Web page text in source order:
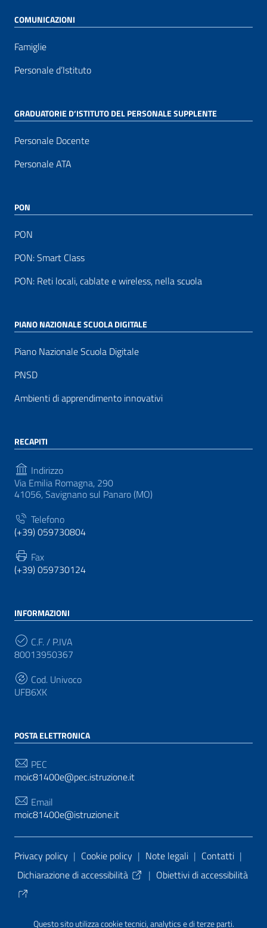
Questo sito utilizza cookie tecnici, analytics e di terze parti.
COMUNICAZIONI
Famiglie
Personale d’Istituto
GRADUATORIE D’ISTITUTO DEL PERSONALE SUPPLENTE
Personale Docente
Personale ATA
PON
PON
PON: Smart Class
PON: Reti locali, cablate e wireless, nella scuola
PIANO NAZIONALE SCUOLA DIGITALE
Piano Nazionale Scuola Digitale
PNSD
Ambienti di apprendimento innovativi
RECAPITI
Indirizzo
Via Emilia Romagna, 290
41056, Savignano sul Panaro (MO)
Telefono
(+39) 059730804
Fax
(+39) 059730124
INFORMAZIONI
C.F. / P.IVA
80013950367
Cod. Univoco
UFB6XK
POSTA ELETTRONICA
PEC
moic81400e@pec.istruzione.it
Email
moic81400e@istruzione.it
Sezione Link Utili
Privacy policy | Cookie policy | Note legali | Contatti |
Dichiarazione di accessibilità
| Obiettivi di accessibilità